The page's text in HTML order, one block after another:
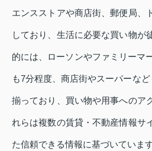
エンスストアや商店街、郵便局、
しており、生活に必要な買い物が
的には、ローソンやファミリーマ
も7分程度、商店街やスーパーな
揃っており、買い物や用事へのア
れらは複数の賃貸・不動産情報サ
た信頼できる情報に基づいています